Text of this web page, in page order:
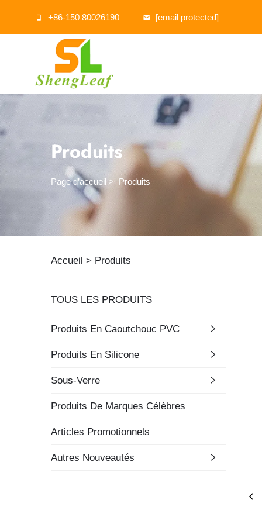
+86-150 80026190 [email protected]
Produits
Page d’accueil > Produits
Accueil > Produits
TOUS LES PRODUITS
Produits En Caoutchouc PVC
Produits En Silicone
Sous-Verre
Produits De Marques Célèbres
Articles Promotionnels
Autres Nouveautés